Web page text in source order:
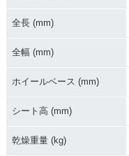
全長 (mm)
全幅 (mm)
ホイールベース (mm)
シート高 (mm)
乾燥重量 (kg)